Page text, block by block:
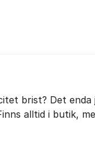
brist? Det
alltid i butik,